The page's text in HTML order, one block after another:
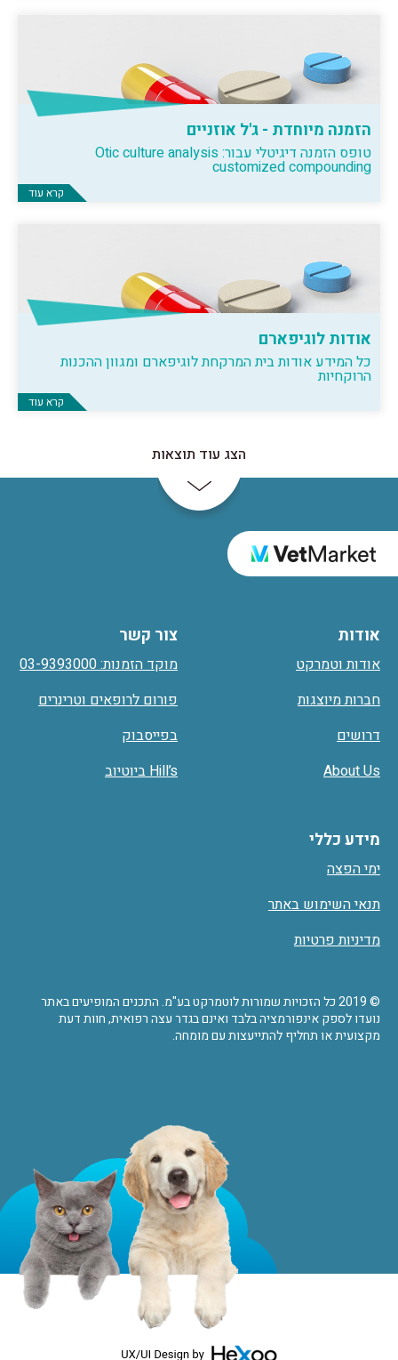
הזמנה מיוחדת - ג'ל אוזניים
טופס הזמנה דיגיטלי עבור: Otic culture analysis
customized compounding
קרא עוד
אודות לוגיפארם
כל המידע אודות בית המרקחת לוגיפארם ומגוון ההכנות
הרוקחיות
קרא עוד
הצג עוד תוצאות
אודות
אודות וטמרקט
חברות מיוצגות
דרושים
About Us
מידע כללי
ימי הפצה
תנאי השימוש באתר
מדיניות פרטיות
צור קשר
מוקד הזמנות: 03-9393000
פורום לרופאים וטרינרים
בפייסבוק
Hill’s ביוטיוב
© 2019 כל הזכויות שמורות לוטמרקט בע"מ. התכנים המופיעים באתר
נועדו לספק אינפורמציה בלבד ואינם בגדר עצה רפואית, חוות דעת
מקצועית או תחליף להתייעצות עם מומחה.